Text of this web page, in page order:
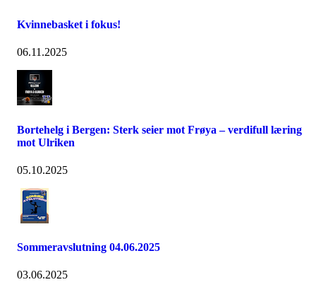
Kvinnebasket i fokus!
06.11.2025
Bortehelg i Bergen: Sterk seier mot Frøya – verdifull læring
mot Ulriken
05.10.2025
Sommeravslutning 04.06.2025
03.06.2025